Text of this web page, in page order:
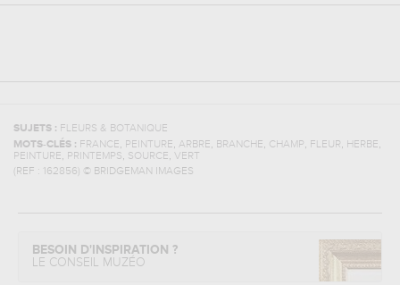
SUJETS : FLEURS & BOTANIQUE
MOTS-CLÉS : FRANCE, PEINTURE, ARBRE, BRANCHE, CHAMP, FLEUR, HERBE,
PEINTURE, PRINTEMPS, SOURCE, VERT
(REF :
162856) © BRIDGEMAN IMAGES
BESOIN D'INSPIRATION ?
LE CONSEIL MUZÉO